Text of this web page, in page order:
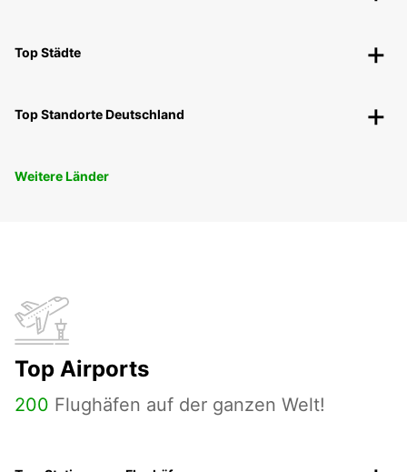
Top Städte
Top Standorte Deutschland
Weitere Länder
Top Airports
200 Flughäfen auf der ganzen Welt!